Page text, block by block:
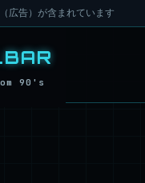
広告）が含まれています